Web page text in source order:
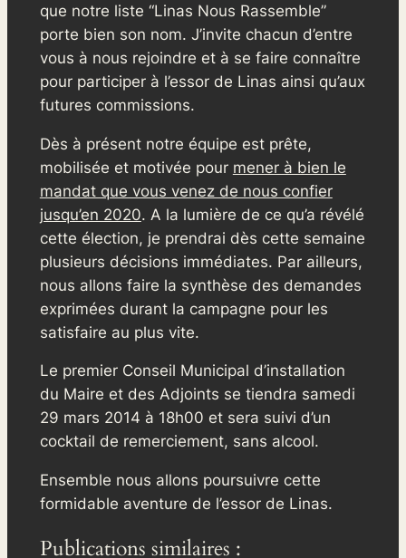
que notre liste “Linas Nous Rassemble”
porte bien son nom. J’invite chacun d’entre
vous à nous rejoindre et à se faire connaître
pour participer à l’essor de Linas ainsi qu’aux
futures commissions.
Dès à présent notre équipe est prête,
mobilisée et motivée pour mener à bien le
mandat que vous venez de nous confier
jusqu’en 2020. A la lumière de ce qu’a révélé
cette élection, je prendrai dès cette semaine
plusieurs décisions immédiates. Par ailleurs,
nous allons faire la synthèse des demandes
exprimées durant la campagne pour les
satisfaire au plus vite.
Le premier Conseil Municipal d’installation
du Maire et des Adjoints se tiendra samedi
29 mars 2014 à 18h00 et sera suivi d’un
cocktail de remerciement, sans alcool.
Ensemble nous allons poursuivre cette
formidable aventure de l’essor de Linas.
Publications similaires :